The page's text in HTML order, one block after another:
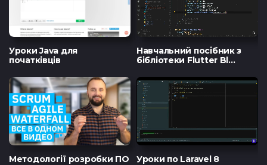
Уроки Java для
початківців
Навчальний посібник з
бібліотеки Flutter Bl...
Методології розробки ПО Уроки по Laravel 8